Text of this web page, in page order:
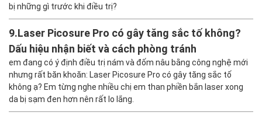
bị những gì trước khi điều trị?
9.Laser Picosure Pro có gây tăng sắc tố không?
Dấu hiệu nhận biết và cách phòng tránh
em đang có ý định điều trị nám và đốm nâu bằng công nghệ mới
nhưng rất băn khoăn: Laser Picosure Pro có gây tăng sắc tố
không ạ? Em từng nghe nhiều chị em than phiền bắn laser xong
da bị sạm đen hơn nên rất lo lắng.